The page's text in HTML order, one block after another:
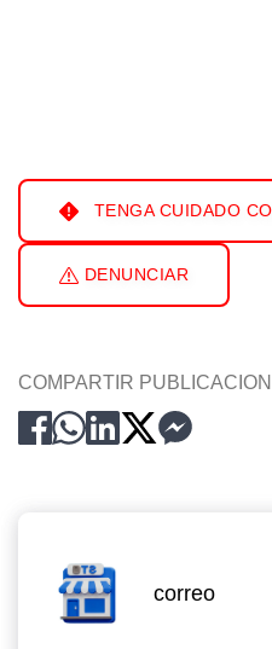
TENGA CUIDADO
DENUNCIAR
COMPARTIR PUBLICACION
correo